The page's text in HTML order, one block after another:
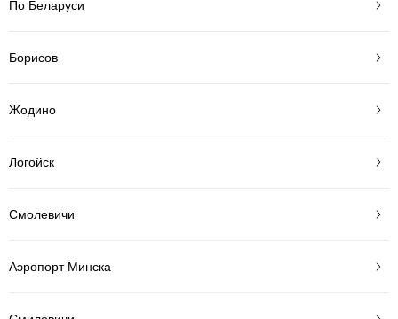
По Беларуси
Борисов
Жодино
Логойск
Смолевичи
Аэропорт Минска